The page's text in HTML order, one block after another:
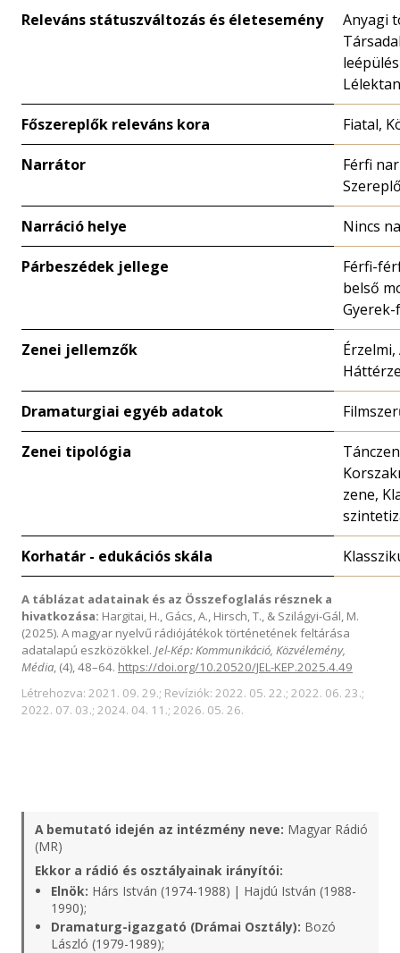
Releváns státuszváltozás és életesemény
Anyagi
Főszereplők releváns kora Fiatal,
Narrátor
Férfi
Narráció helye Nincs
Párbeszédek jellege
Férfi-
belső
Zenei jellemzők
Dramaturgiai egyéb adatok
Zenei tipológia
zene,
Korhatár - edukációs skála
A táblázat adatainak és az Összefoglalás résznek a
hivatkozása: Hargitai, H., Gács, A., Hirsch, T., & Szilágyi-Gál, M.
(2025). A magyar nyelvű rádiójátékok történetének feltárása
adatalapú eszközökkel. Jel-Kép: Kommunikáció, Közvélemény,
Média, (4), 48–64. https://doi.org/10.20520/JEL-KEP.2025.4.49
Létrehozva: 2021. 09. 29.; Revíziók: 2022. 05. 22.; 2022. 06. 23.;
2022. 07. 03.; 2024. 04. 11.; 2026. 05. 26.
A bemutató idején az intézmény neve: Magyar Rádió
(MR)
Ekkor a rádió és osztályainak irányítói:
Elnök: Hárs István (1974-1988) | Hajdú István (1988-
1990);
Dramaturg-igazgató (Drámai Osztály): Bozó
László (1979-1989);